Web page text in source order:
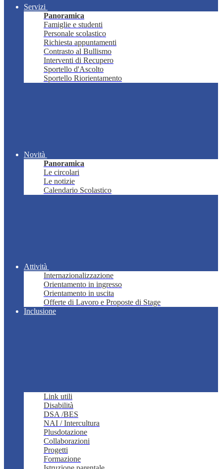
Servizi
Panoramica
Famiglie e studenti
Personale scolastico
Richiesta appuntamenti
Contrasto al Bullismo
Interventi di Recupero
Sportello d'Ascolto
Sportello Riorientamento
Novità
Panoramica
Le circolari
Le notizie
Calendario Scolastico
Attività
Internazionalizzazione
Orientamento in ingresso
Orientamento in uscita
Offerte di Lavoro e Proposte di Stage
Inclusione
Link utili
Disabilità
DSA /BES
NAI / Intercultura
Plusdotazione
Collaborazioni
Progetti
Formazione